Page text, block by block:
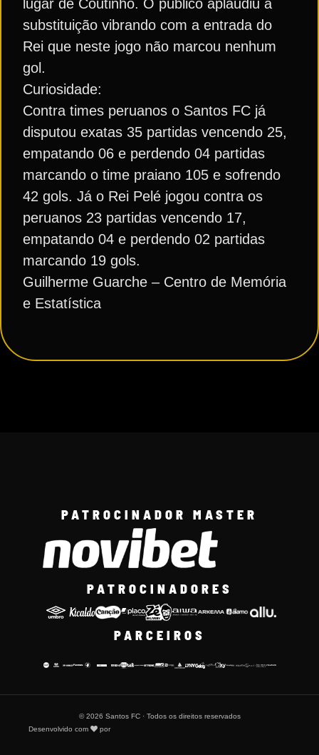
lugar de Coutinho. O público aplaudiu a
substituição vibrando com a entrada do
Rei que neste jogo não marcou nenhum
gol.
Curiosidade:
Contra times peruanos o Santos FC já
disputou exatas 35 partidas vencendo 25,
empatando 06 e perdendo 04 partidas
marcando o time praiano 105 e sofrendo
42 gols. Já o Rei Pelé jogou contra os
peruanos 23 partidas vencendo 17,
empatando 04 e perdendo 02 partidas
marcando 19 gols.
Guilherme Guarche – Centro de Memória
e Estatística
PATROCINADOR MASTER
PATROCINADORES
PARCEIROS
© 2026 Santos FC · Todos os direitos reservados
Desenvolvido com
por